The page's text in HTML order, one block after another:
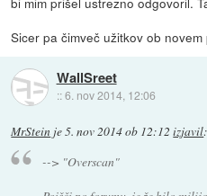
Sicer pa čimveč užitkov ob
WallSreet
::6. nov 2014, 12:06
MrStein je5. nov 2014 ob 12:12 izjavil:
--> "Overscan"